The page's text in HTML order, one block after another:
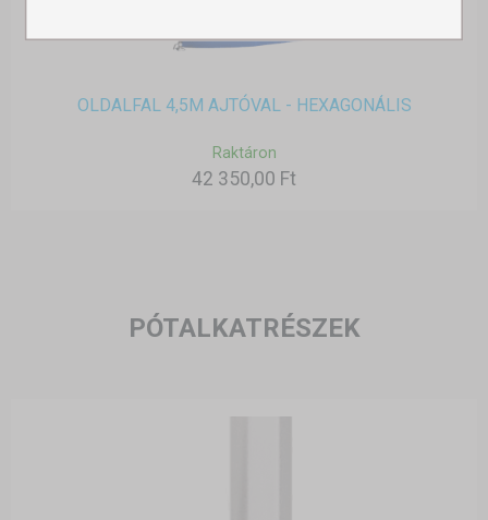
OLDALFAL 4,5M AJTÓVAL - HEXAGONÁLIS
Raktáron
42 350,00 Ft
PÓTALKATRÉSZEK